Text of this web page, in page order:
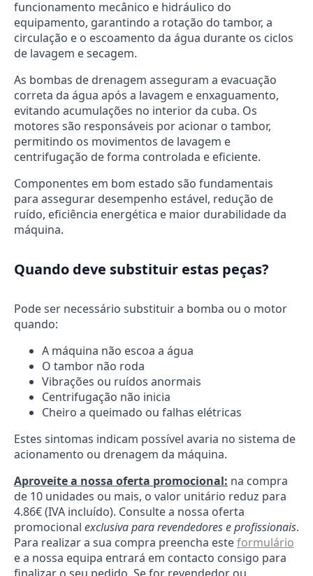
funcionamento mecânico e hidráulico do
equipamento, garantindo a rotação do tambor, a
circulação e o escoamento da água durante os ciclos
de lavagem e secagem.
As bombas de drenagem asseguram a evacuação
correta da água após a lavagem e enxaguamento,
evitando acumulações no interior da cuba. Os
motores são responsáveis por acionar o tambor,
permitindo os movimentos de lavagem e
centrifugação de forma controlada e eficiente.
Componentes em bom estado são fundamentais
para assegurar desempenho estável, redução de
ruído, eficiência energética e maior durabilidade da
máquina.
Quando deve substituir estas peças?
Pode ser necessário substituir a bomba ou o motor
quando:
A máquina não escoa a água
O tambor não roda
Vibrações ou ruídos anormais
Centrifugação não inicia
Cheiro a queimado ou falhas elétricas
Estes sintomas indicam possível avaria no sistema de
acionamento ou drenagem da máquina.
Aproveite a nossa oferta promocional: na compra
de 10 unidades ou mais, o valor unitário reduz para
4.86€ (IVA incluído). Consulte a nossa oferta
promocional exclusiva para revendedores e profissionais.
Para realizar a sua compra preencha esteformulário
e a nossa equipa entrará em contacto consigo para